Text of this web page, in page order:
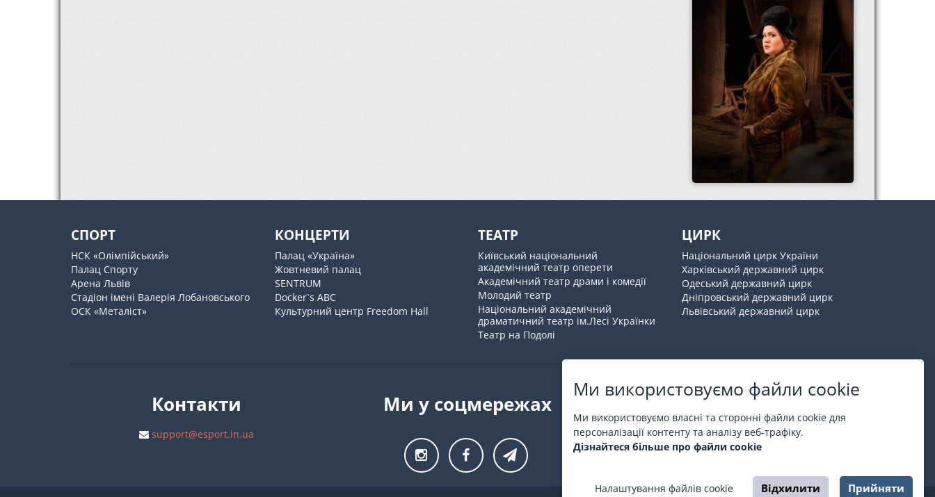
Ми використовуємо файли cookie
Ми використовуємо власні та сторонні файли cookie для
персоналізації контенту та аналізу веб-трафіку.
Дізнайтеся більше про файли cookie
Налаштування файлів cookie Відхилити Прийняти
СПОРТ
НСК «Олімпійський»
Палац Спорту
Арена Львів
Стадіон імені Валерія Лобановського
ОСК «Металіст»
КОНЦЕРТИ
Палац «Україна»
Жовтневий палац
SENTRUM
Docker`s ABC
Культурний центр Freedom Hall
ТЕАТР
Київський національний
академічний театр оперети
Академічний театр драми і комедії
Молодий театр
Національний академічний
драматичний театр ім.Лесі Українки
Театр на Подолі
ЦИРК
Національний цирк України
Харківський державний цирк
Одеський державний цирк
Дніпровський державний цирк
Львівський державний цирк
Контакти
support@esport.in.ua
Ми у соцмережах Про ESPORT.in.ua
На ESPORT.in.ua представлена афіша Києва та
інших міст України. Всі квитки продаються